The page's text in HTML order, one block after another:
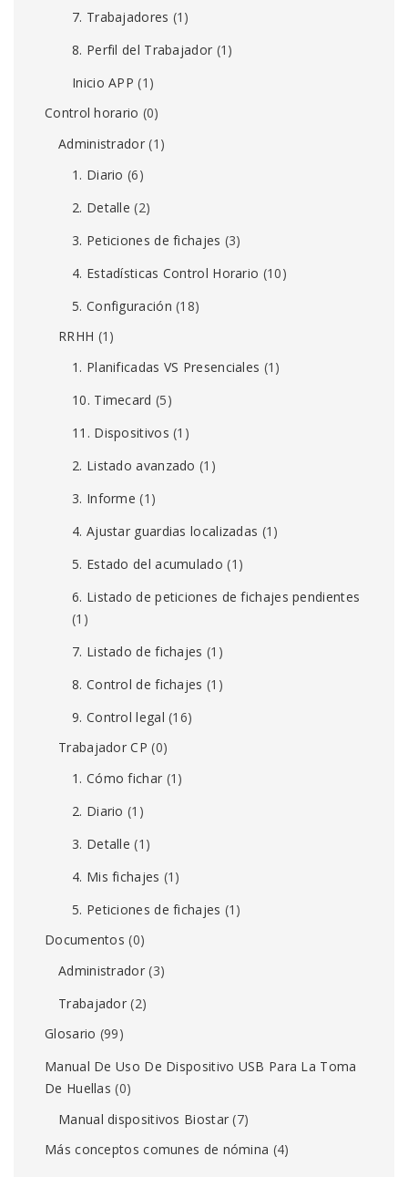
7. Trabajadores (1)
8. Perfil del Trabajador (1)
Inicio APP (1)
Control horario (0)
Administrador(1)
1. Diario (6)
2. Detalle (2)
3. Peticiones de fichajes (3)
4. Estadísticas Control Horario (10)
5. Configuración (18)
RRHH (1)
1. Planificadas VS Presenciales (1)
10. Timecard (5)
11. Dispositivos (1)
2. Listado avanzado (1)
3. Informe (1)
4. Ajustar guardias localizadas (1)
5. Estado del acumulado (1)
6. Listado de peticiones de fichajes pendientes
(1)
7. Listado de fichajes (1)
8. Control de fichajes (1)
9. Control legal (16)
Trabajador CP (0)
1. Cómo fichar (1)
2. Diario (1)
3. Detalle (1)
4. Mis fichajes (1)
5. Peticiones de fichajes (1)
Documentos (0)
Administrador(3)
Trabajador (2)
Glosario (99)
Manual De Uso De Dispositivo USB Para La Toma
De Huellas (0)
Manual dispositivos Biostar (7)
Más conceptos comunes de nómina (4)